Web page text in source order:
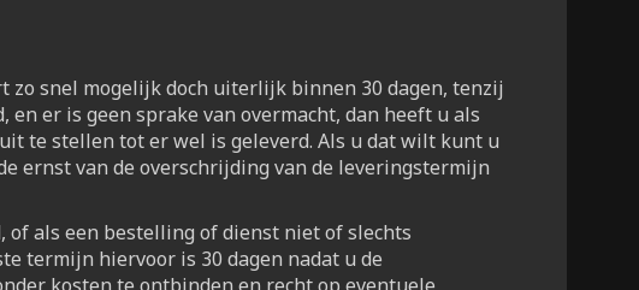
snel mogelijk doch uiterlijk binnen 30 dagen, tenzij
er is geen sprake van overmacht, dan heeft u als
te stellen tot er wel is geleverd. Als u dat wilt kunt u
ernst van de overschrijding van de leveringstermijn
of als een bestelling of dienst niet of slechts
termijn hiervoor is 30 dagen nadat u de